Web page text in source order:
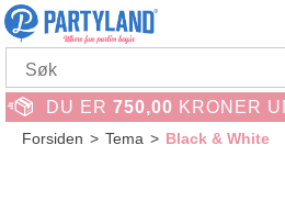
DU ER 750,00 KRONER
Forsiden>Tema>Black & White